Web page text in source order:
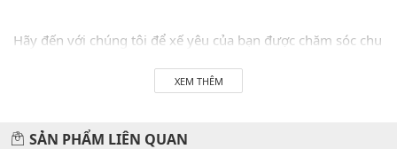
Hãy đến với chúng tôi để xế yêu của bạn được chăm sóc chu
#vietparts #ascgroup #phutungotodungxuatxurochatluong
XEM THÊM
SẢN PHẨM LIÊN QUAN